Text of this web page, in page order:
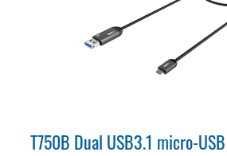
T750B Dual USB3.1 micro-USB